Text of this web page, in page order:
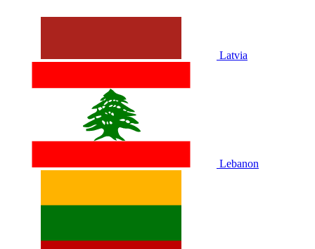
Latvia
Lebanon